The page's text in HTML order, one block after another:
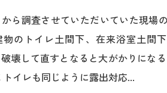
ら調査させていただいていた現場
のトイレ土間下、在来浴室土間
壊して直すとなると大がかりにな
イレも同じように露出対応...